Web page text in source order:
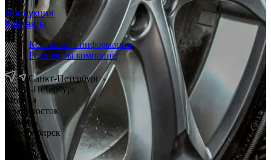
Продукция
Контакты
Контактная информация
Реквизиты компании
Санкт-Петербург
Санкт-Петербург
Москва
Владивосток
Тюмень
Новосибирск
Саратов
Смоленск